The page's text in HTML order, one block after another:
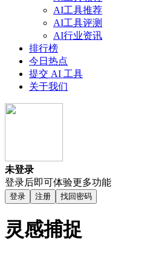
AI工具推荐
AI工具评测
AI行业资讯
排行榜
今日热点
提交 AI 工具
关于我们
未登录
登录后即可体验更多功能
登录 注册 找回密码
灵感捕捉